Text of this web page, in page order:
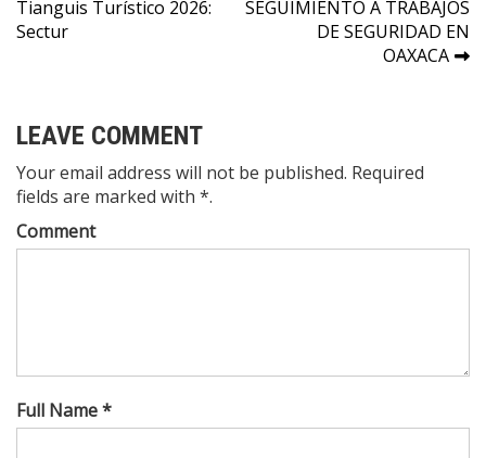
entradas
Tianguis Turístico 2026:
Sectur
SEGUIMIENTO A TRABAJOS
DE SEGURIDAD EN
OAXACA
LEAVE COMMENT
Your email address will not be published. Required
fields are marked with *.
Comment
Full Name *